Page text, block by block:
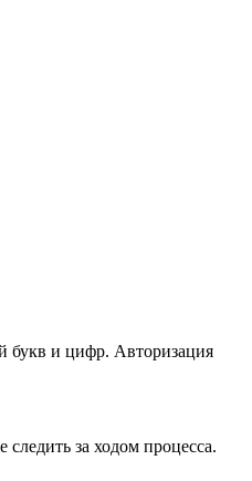
букв и цифр. Авторизация
за ходом процесса.